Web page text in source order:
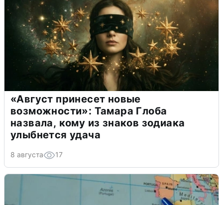
«Август принесет новые
возможности»: Тамара Глоба
назвала, кому из знаков зодиака
улыбнется удача
8 августа 17